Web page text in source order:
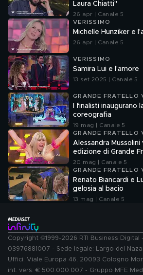
Laura Chiatti"
26 apr | Canale 5
VERISSIMO
Michelle Hunziker e
26 apr | Canale 5
VERISSIMO
Samira Lui e l'amore
13 set 2025 | Canale 5
GRANDE FRATELLO
I finalisti inaugurano
coreografia
19 mag | Canale 5
GRANDE FRATELLO
Alessandra
edizione di Grande
20 mag | Canale 5
GRANDE FRATELLO
Renato Biancardi e
gelosia al bacio
13 mag | Canale 5
Copyright ©1999-2026 RTI Business Digital -
03976881007 - Sede legale: Largo del
Uffici: Viale Europa 46, 20093 Cologno
int. vers. € 500.000.007 - Gruppo MFE